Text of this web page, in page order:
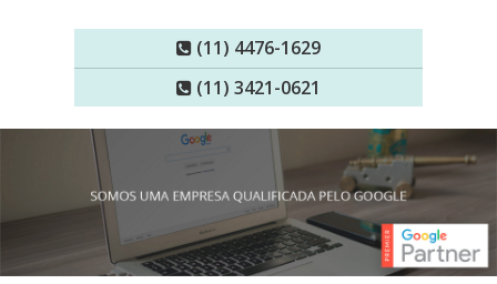
(11) 4476-1629
(11) 3421-0621